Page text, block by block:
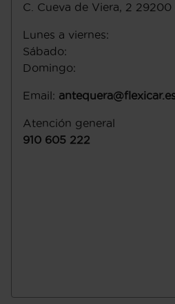
C. Cueva de Viera, 2 29200
Lunes a viernes:
Sábado:
Domingo:
Email:
Atención general
910 605 222